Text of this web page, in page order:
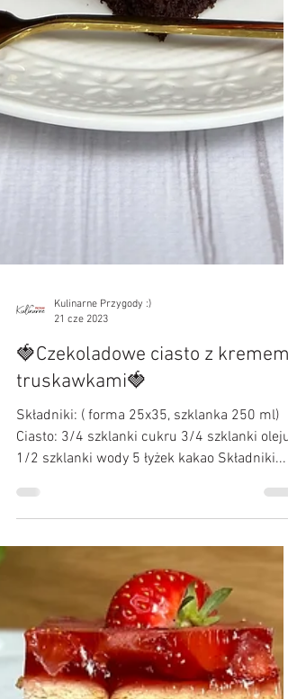
Kulinarne Przygody :)
🍓Czekoladowe ciasto z kremem i
truskawkami🍓
Składniki: ( forma 25x35, szklanka 250 ml)
Ciasto: 3/4 szklanki cukru 3/4 szklanki oleju